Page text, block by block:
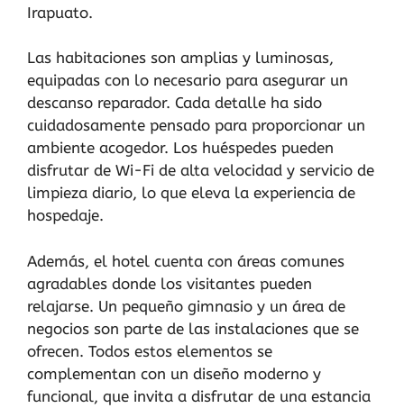
Irapuato.
Las habitaciones son amplias y luminosas,
equipadas con lo necesario para asegurar un
descanso reparador. Cada detalle ha sido
cuidadosamente pensado para proporcionar un
ambiente acogedor. Los huéspedes pueden
disfrutar de Wi-Fi de alta velocidad y servicio de
limpieza diario, lo que eleva la experiencia de
hospedaje.
Además, el hotel cuenta con áreas comunes
agradables donde los visitantes pueden
relajarse. Un pequeño gimnasio y un área de
negocios son parte de las instalaciones que se
ofrecen. Todos estos elementos se
complementan con un diseño moderno y
funcional, que invita a disfrutar de una estancia